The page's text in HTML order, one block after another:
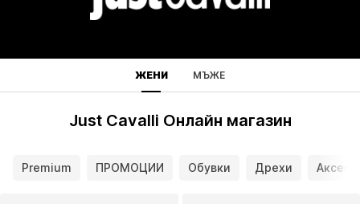
ЖЕНИ МЪЖЕ
Just Cavalli Онлайн магазин
Premium ПРОМОЦИИ Обувки Дрехи